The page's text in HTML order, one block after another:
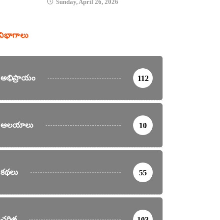
Sunday, April 26, 2026
అభిప్రాయం 112
ఆలయాలు 10
కథలు 55